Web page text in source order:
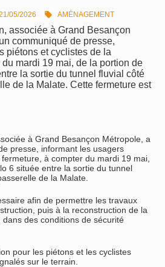
05/2026  AMÉNAGEMENT
associée à Grand Besançon
communiqué de presse,
piétons et cyclistes de la
mardi 19 mai, de la portion de
la sortie du tunnel fluvial côté
de la Malate. Cette fermeture est
à Grand Besançon Métropole, a
presse, informant les usagers
à compter du mardi 19 mai,
6 située entre la sortie du tunnel
de la Malate.
afin de permettre les travaux
puis à la reconstruction de la
dans des conditions de sécurité
pour les piétons et les cyclistes
sur le terrain.